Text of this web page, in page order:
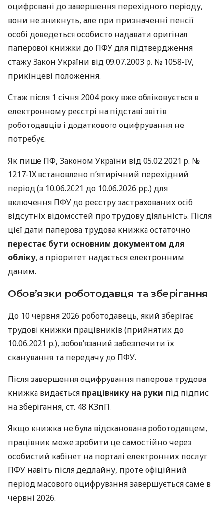
оцифровані до завершення перехідного періоду,
вони не зникнуть, але при призначенні пенсії
особі доведеться особисто надавати оригінал
паперової книжки до ПФУ для підтвердження
стажу Закон України від 09.07.2003 р. № 1058-IV,
прикінцеві положення.
Стаж після 1 січня 2004 року вже обліковується в
електронному реєстрі на підставі звітів
роботодавців і додаткового оцифрування не
потребує.
Як пише ПФ, Законом України від 05.02.2021 р. №
1217-IX встановлено п’ятирічний перехідний
період (з 10.06.2021 до 10.06.2026 рр.) для
включення ПФУ до реєстру застрахованих осіб
відсутніх відомостей про трудову діяльність. Після
цієї дати паперова трудова книжка остаточно
перестає бути основним документом для
обліку, а пріоритет надається електронним
даним.
Обов’язки роботодавця та зберігання
До 10 червня 2026 роботодавець, який зберігає
трудові книжки працівників (прийнятих до
10.06.2021 р.), зобов’язаний забезпечити їх
сканування та передачу до ПФУ.
Після завершення оцифрування паперова трудова
книжка видається працівнику на руки під підпис
на зберігання, ст. 48 КЗпП.
Якщо книжка не була відсканована роботодавцем,
працівник може зробити це самостійно через
особистий кабінет на порталі електронних послуг
ПФУ навіть після дедлайну, проте офіційний
період масового оцифрування завершується саме в
червні 2026.